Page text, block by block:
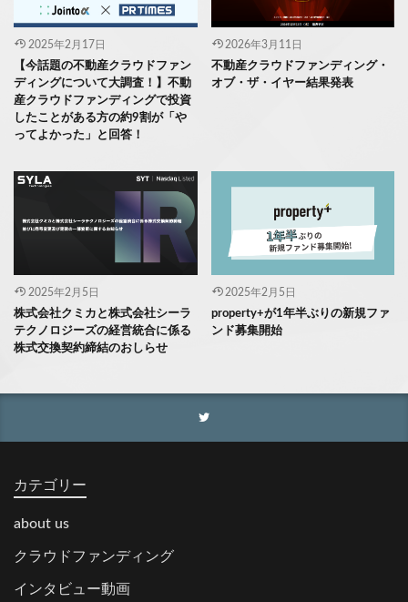
2025年2月17日
【今話題の不動産クラウドファン
ディングについて大調査！】不動
産クラウドファンディングで投資
したことがある方の約9割が「や
ってよかった」と回答！
2026年3月11日
不動産クラウドファンディング・
オブ・ザ・イヤー結果発表
2025年2月5日
株式会社クミカと株式会社シーラ
テクノロジーズの経営統合に係る
株式交換契約締結のおしらせ
2025年2月5日
property+が1年半ぶりの新規ファ
ンド募集開始
カテゴリー
about us
クラウドファンディング
インタビュー動画